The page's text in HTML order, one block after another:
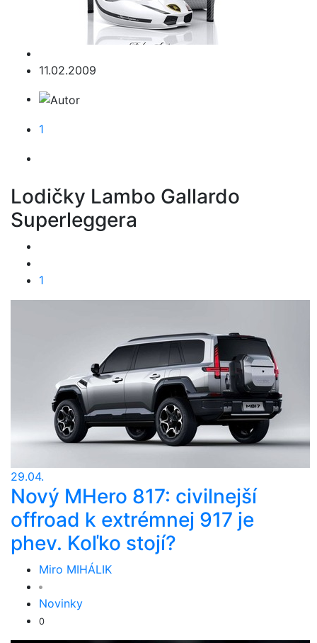
11.02.2009
1
Lodičky Lambo Gallardo
Superleggera
1
29.04.
Nový MHero 817: civilnejší
offroad k extrémnej 917 je
phev. Koľko stojí?
Miro MIHÁLIK
Novinky
0